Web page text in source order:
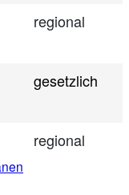
regional
gesetzlich
regional